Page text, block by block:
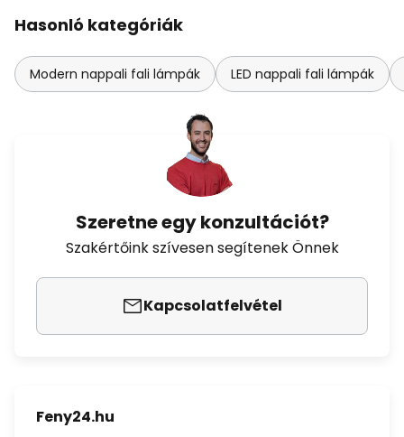
Hasonló kategóriák
Modern nappali fali lámpák LED nappali fali lámpák
Szeretne egy konzultációt?
Szakértőink szívesen segítenek Önnek
Kapcsolatfelvétel
Feny24.hu